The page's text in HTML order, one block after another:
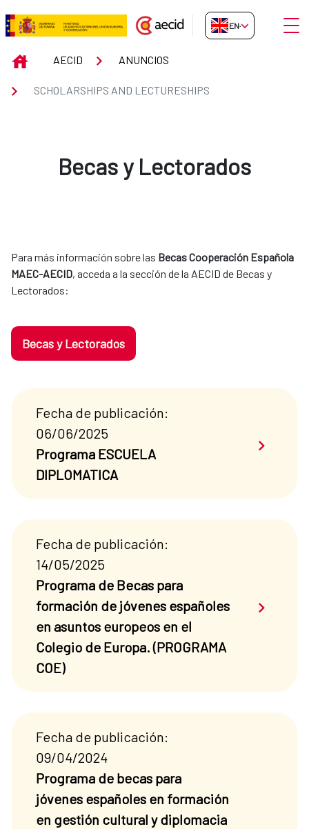
Skip to Main Content
Scholarships and Lectureships
EN-GB
INICIOAECID ANUNCIOS
SCHOLARSHIPS AND LECTURESHIPS
Becas y Lectorados
Para más información sobre las Becas Cooperación Española
MAEC-AECID, acceda a la sección de la AECID de Becas y
Lectorados:
Becas y Lectorados
Fecha de publicación:
06/06/2025
Programa ESCUELA
DIPLOMATICA
Saber
Fecha de publicación:
14/05/2025
Programa de Becas para
formación de jóvenes españoles
en asuntos europeos en el
Colegio de Europa. (PROGRAMA
COE)
Saber
Fecha de publicación:
09/04/2024
Programa de becas para
jóvenes españoles en formación
en gestión cultural y diplomacia